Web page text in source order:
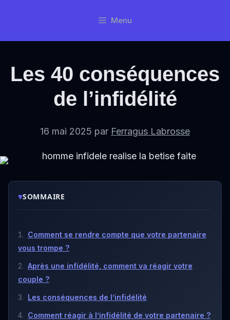
Menu
Les 40 conséquences
de l’infidélité
16 mai 2025 par Ferragus Labrosse
▾SOMMAIRE
Comment se rendre compte que votre partenaire
vous trompe­ ?
Après une infidélité, comment va réagir votre
couple ?
Les conséquences de l’infidélité
Comment réagir à l’infidélité de votre partenaire ?